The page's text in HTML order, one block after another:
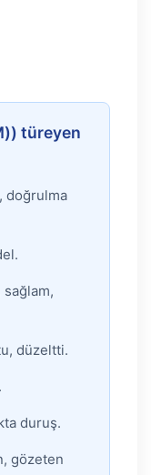
türeyen
doğrulma
düzeltti.
duruş.
gözeten